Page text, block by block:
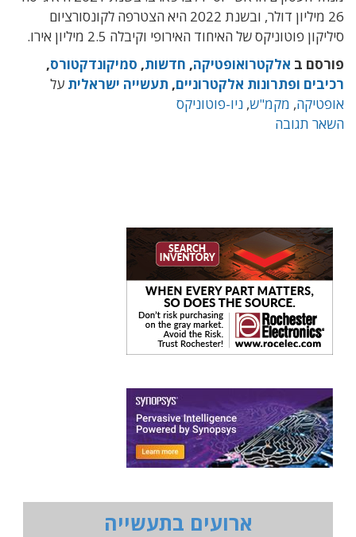
26 מיליון דולר, ובשנת 2022 היא הצטרפה לקונסורציום
סיליקון פוטוניקס של האיחוד האירופי וקיבלה 2.5 מיליון אירו.
פורסם ב אלקטרואופטיקה, חדשות, סמיקונדקטורס,
רכיבים ופתרונות אלקטרוניים, תעשייה ישראלית על
אופטיקה, מקמ"ש, ניו-פוטוניקס
השאר תגובה
ארועים בתעשייה